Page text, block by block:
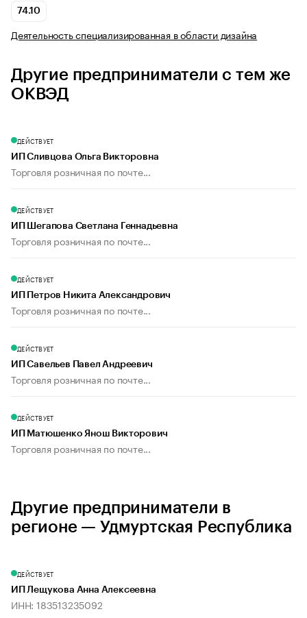
74.10
Деятельность специализированная в области дизайна
Другие предприниматели с тем же
ОКВЭД
ДЕЙСТВУЕТ
ИП Сливцова Ольга Викторовна
Торговля розничная по почте...
ДЕЙСТВУЕТ
ИП Шегапова Светлана Геннадьевна
Торговля розничная по почте...
ДЕЙСТВУЕТ
ИП Петров Никита Александрович
Торговля розничная по почте...
ДЕЙСТВУЕТ
ИП Савельев Павел Андреевич
Торговля розничная по почте...
ДЕЙСТВУЕТ
ИП Матюшенко Янош Викторович
Торговля розничная по почте...
Другие предприниматели в
регионе — Удмуртская Республика
ДЕЙСТВУЕТ
ИП Лещукова Анна Алексеевна
ИНН: 183513235092